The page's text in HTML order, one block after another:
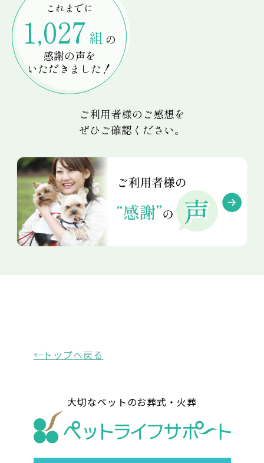
これまでに
1,027 組 の
感謝の声を
いただきました！
ご利用者様のご感想を
ぜひご確認ください。
トップへ戻る
大切なペットのお葬式・火葬